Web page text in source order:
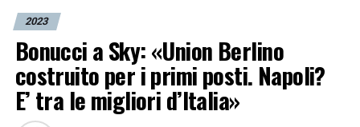
2023
Bonucci a Sky: «Union Berlino
costruito per i primi posti. Napoli?
E’ tra le migliori d’Italia»